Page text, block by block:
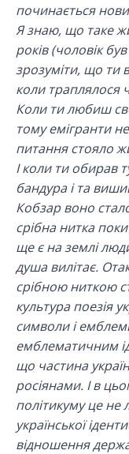
починається
Я знаю, що таке
років (чоловік
зрозуміти, що ти
коли траплялося
Коли ти любиш
тому емігранти
питання стояло
І коли ти обирав
бандура і та
Кобзар воно
срібна нитка
ще є на землі
душа вилітає.
срібною ниткою
культура поезія
символи і
емблематичним
що частина
росіянами. І в
політикуму це не
української
відношення